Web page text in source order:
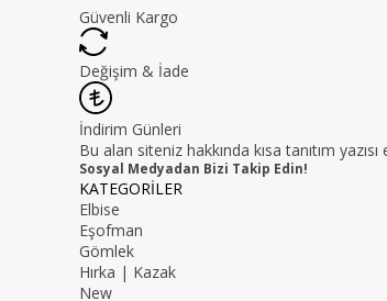
Güvenli Kargo
Değişim & İade
İndirim Günleri
Bu alan siteniz hakkında kısa tanıtım
Sosyal Medyadan Bizi Takip Edin!
KATEGORİLER
Elbise
Eşofman
Gömlek
Hırka | Kazak
New